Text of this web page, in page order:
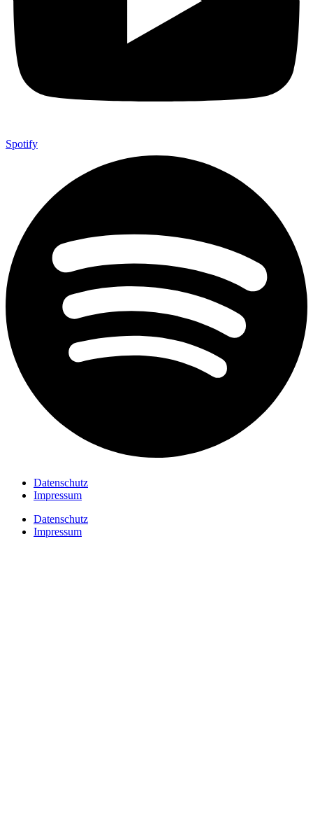
Spotify
Datenschutz
Impressum
Datenschutz
Impressum